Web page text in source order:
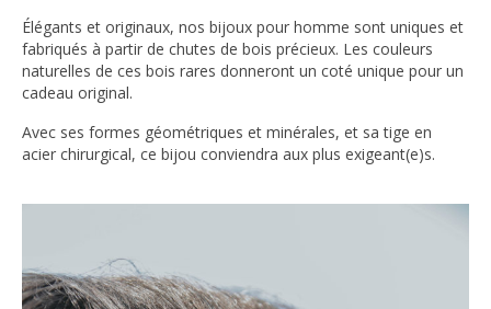
Élégants et originaux, nos bijoux pour homme sont uniques et
fabriqués à partir de chutes de bois précieux. Les couleurs
naturelles de ces bois rares donneront un coté unique pour un
cadeau original.
Avec ses formes géométriques et minérales, et sa tige en
acier chirurgical, ce bijou conviendra aux plus exigeant(e)s.